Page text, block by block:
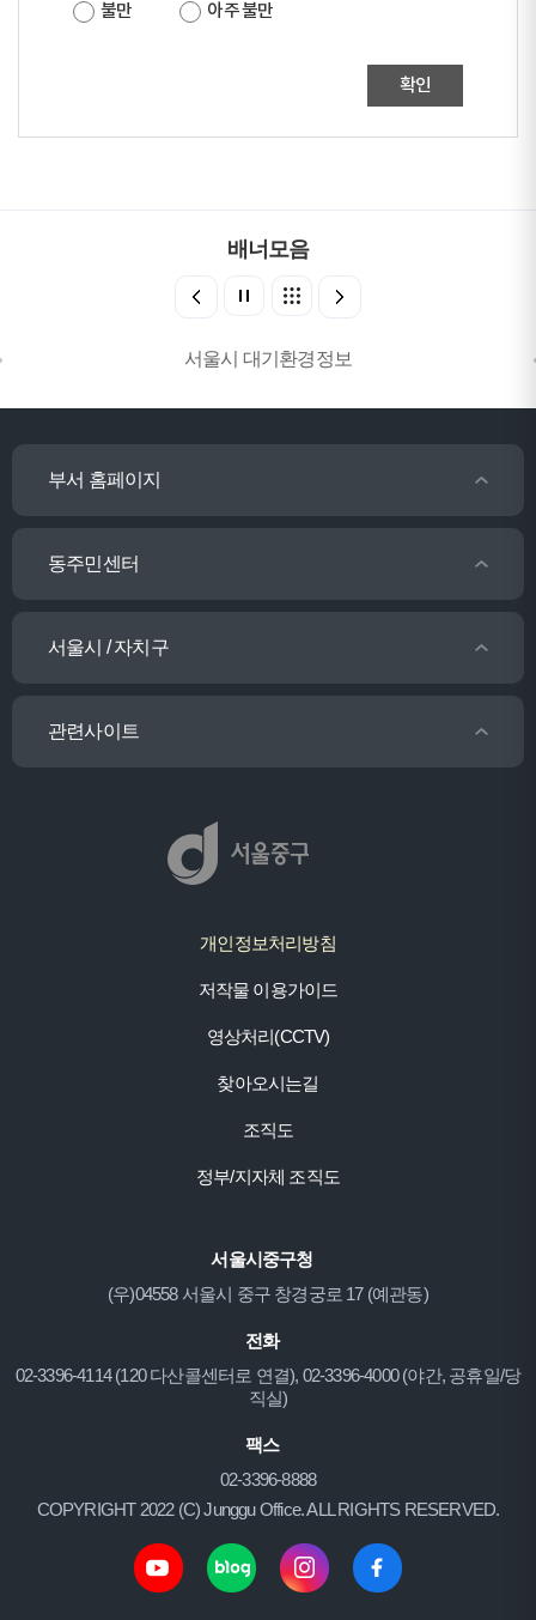
불만
아주 불만
확인
배너모음
서울시 대기환경정보
부서 홈페이지
동주민센터
서울시 / 자치구
관련사이트
개인정보처리방침
저작물 이용가이드
영상처리(CCTV)
찾아오시는길
조직도
정부/지자체 조직도
서울시중구청
(우)04558 서울시 중구 창경궁로 17 (예관동)
전화
02-3396-4114 (120 다산콜센터로 연결), 02-3396-4000 (야간, 공휴일/당
직실)
팩스
02-3396-8888
COPYRIGHT 2022 (C) Junggu Office. ALL RIGHTS RESERVED.